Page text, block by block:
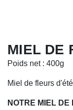
MIEL DE
Poids net : 400g
Miel de fleurs
NOTRE MIEL